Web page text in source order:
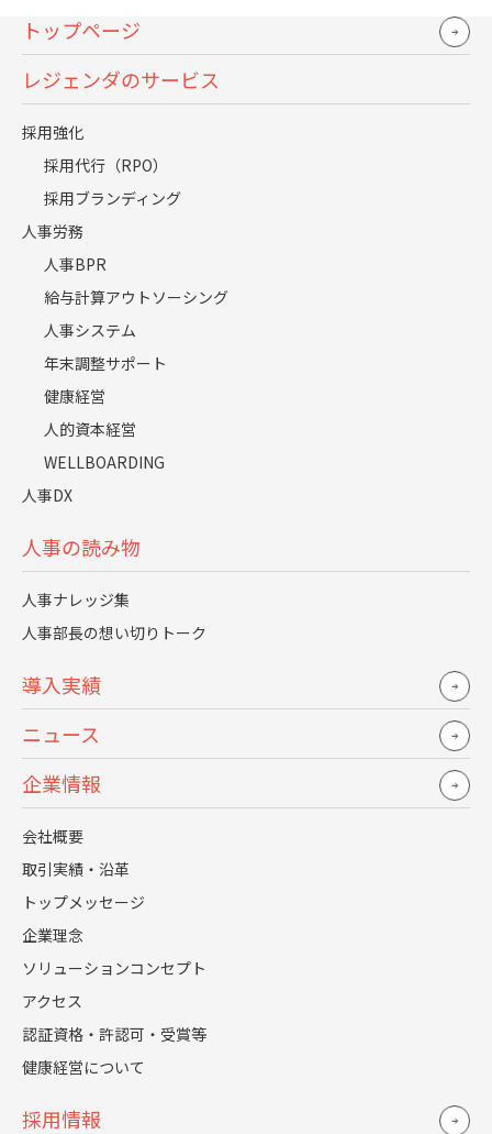
トップページ
レジェンダのサービス
採用強化
採用代行（RPO）
採用ブランディング
人事労務
人事BPR
給与計算アウトソーシング
人事システム
年末調整サポート
健康経営
人的資本経営
WELLBOARDING
人事DX
人事の読み物
人事ナレッジ集
人事部長の想い切りトーク
導入実績
ニュース
企業情報
会社概要
取引実績・沿革
トップメッセージ
企業理念
ソリューションコンセプト
アクセス
認証資格・許認可・受賞等
健康経営について
採用情報
国内最大規模の独立系RPOの
”レジェンダ・
コーポレーション”
30
無料で資料をダウンロード
無料でお問い合わせ
お役立ち資料
2026.04.20